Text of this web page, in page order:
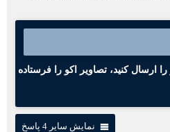
ارسال کنید، تصاویر اکو را فرستاده
نمایش سایر 4 پاسخ